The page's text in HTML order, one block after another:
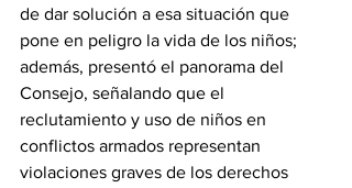
de dar solución a esa situación que
pone en peligro la vida de los niños;
además, presentó el panorama del
Consejo, señalando que el
reclutamiento y uso de niños en
conflictos armados representan
violaciones graves de los derechos